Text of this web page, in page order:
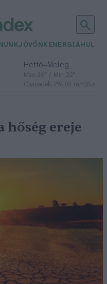
JÖVŐNK ENERGIA
Hétfő– Meleg
Max 36° / Min 22°
Csapadék: 2% (0 mm)Szél:
hőség ereje